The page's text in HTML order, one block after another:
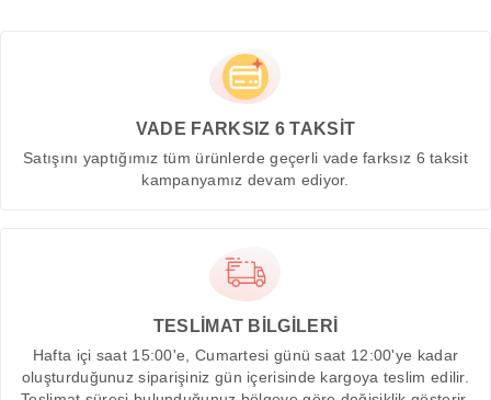
VADE FARKSIZ 6 TAKSİT
Satışını yaptığımız tüm ürünlerde geçerli vade farksız 6 taksit
kampanyamız devam ediyor.
TESLİMAT BİLGİLERİ
Hafta içi saat 15:00'e, Cumartesi günü saat 12:00'ye kadar
oluşturduğunuz siparişiniz gün içerisinde kargoya teslim edilir.